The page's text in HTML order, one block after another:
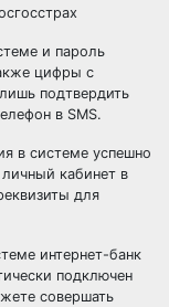
и пароль
цифры с
подтвердить
в SMS.
в системе успешно
кабинет в
для
интернет-банк
подключен
совершать